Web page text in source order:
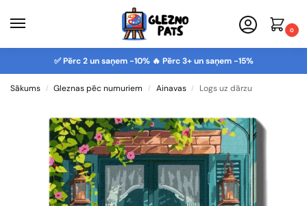
0
✅ Pērc 2 un saņem -10% 🔥 Pērc 3+ un saņem -15%
Sākums / Gleznas pēc numuriem / Ainavas / Logs uz dārzu